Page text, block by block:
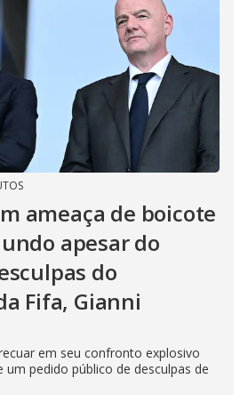
ameaça de boicote
apesar do
do
Fifa, Gianni
em seu confronto explosivo
um pedido público de desculpas de